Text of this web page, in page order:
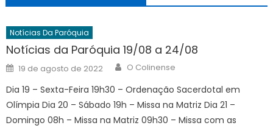
Notícias Da Paróquia
Notícias da Paróquia 19/08 a 24/08
Posted
on
19 de agosto de 2022 Author
O Colinense
Dia 19 – Sexta-Feira 19h30 – Ordenação Sacerdotal em
Olímpia Dia 20 – Sábado 19h – Missa na Matriz Dia 21 –
Domingo 08h – Missa na Matriz 09h30 – Missa com as